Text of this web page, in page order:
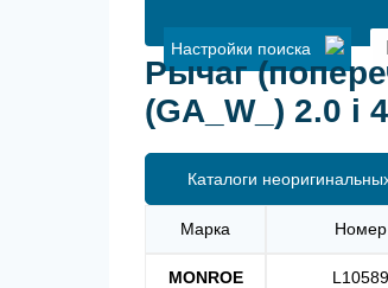
Настройки поиска
Рычаг
(GA_W_) 2.0 i
Каталоги
Марка Номер
MONROE L10589